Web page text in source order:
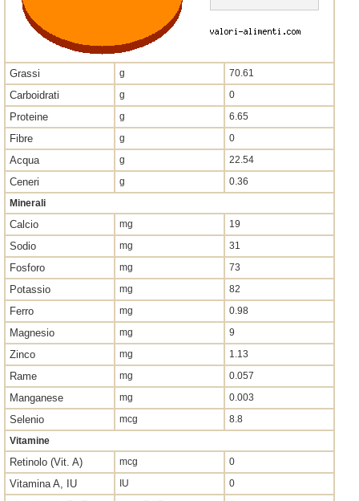
Grassi g 70.61
Carboidrati g 0
Proteine g 6.65
Fibre g 0
Acqua g 22.54
Ceneri g
0.36
Minerali
Calcio mg 19
Sodio mg 31
Fosforo mg 73
Potassio mg 82
Ferro mg 0.98
Magnesio mg 9
Zinco mg 1.13
Rame mg 0.057
Manganese mg 0.003
Selenio mcg
8.8
Vitamine
Retinolo (Vit. A) mcg 0
Vitamina A, IU IU 0